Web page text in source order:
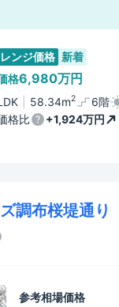
ンジ価格 新着
格6,980万円
58.34m2 6階
格比
+1,924万円
調布桜堤通り
参考相場価格